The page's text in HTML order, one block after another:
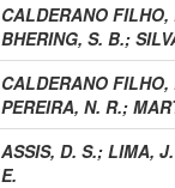
CALDERANO FILHO,
BHERING, S. B.;
CALDERANO FILHO,
PEREIRA, N. R.;
ASSIS, D. S.; LIMA,
E.